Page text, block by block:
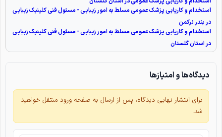
استخدام و کاریابی پزشک عمومی مسلط به امور زیبایی - مسئول فنی کلینیک زیبایی
در بندر ترکمن
استخدام و کاریابی پزشک عمومی مسلط به امور زیبایی - مسئول فنی کلینیک زیبایی
در استان گلستان
دیدگاه‌ها و امتیازها
برای انتشار نهایی دیدگاه، پس از ارسال به صفحه ورود منتقل خواهید
شد.